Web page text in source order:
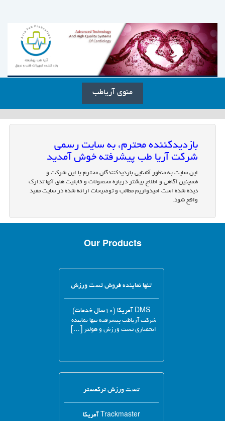
منوی آریاطب
بازدیدکننده محترم، به سایت رسمی
شرکت آریا طب پیشرفته خوش آمدید
این سایت به منظور آشنایی بازدیدکنندگان محترم با این شرکت و
همچنین آگاهی و اطلاع بیشتر درباره محصولات و قابلیت های آنها تدارک
دیده شده است امیدواریم مطالب و توضیحات ارائه شده در سایت مفید
واقع شود.
Our Products
تنها نماینده فروش تست ورزش
DMS آمریکا (۱۰سال خدمات)
شرکت آریاطب پیشرفته تنها نماینده
انحصاری تست ورزش و هولتر […]
تست ورزش ترکمستر
Trackmaster آمریکا